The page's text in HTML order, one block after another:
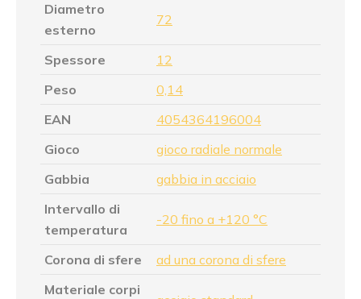
Diametro
esterno
72
Spessore
12
Peso
0,14
EAN
4054364196004
Gioco
gioco radiale normale
Gabbia
gabbia in acciaio
Intervallo di
temperatura
-20 fino a +120 °C
Corona di sfere
ad una corona di sfere
Materiale corpi